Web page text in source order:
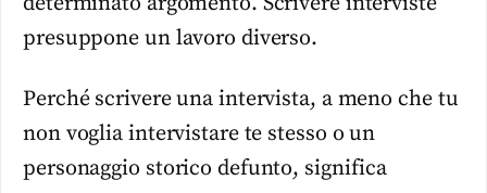
presuppone un lavoro diverso.
Perché scrivere una intervista, a meno che tu
non voglia intervistare te stesso o un
personaggio storico defunto, significa